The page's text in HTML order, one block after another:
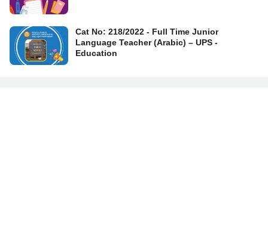
Cat No: 218/2022 - Full Time Junior
Language Teacher (Arabic) – UPS -
Education